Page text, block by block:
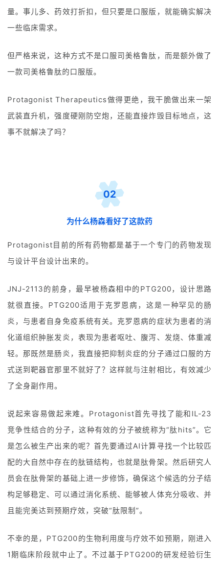
量。事儿多、药效打折扣，但只要是口服版，就能确实解决
一些临床需求。
但严格来说，这种方式不是口服司美格鲁肽，而是额外做了
一款司美格鲁肽的口服版。
Protagonist Therapeutics做得更绝，我干脆做出来一架
武装直升机，强度硬刚防空炮，还能直接炸毁目标地点，这
事不就解决了吗？
02
为什么杨森看好了这款药
Protagonist目前的所有药物都是基于一个专门的药物发现
与设计平台设计出来的。
JNJ-2113的前身，最早被杨森相中的PTG200，设计思路
就很直接。PTG200适用于克罗恩病，这是一种罕见的肠
炎，与患者自身免疫系统有关。克罗恩病的症状为患者的消
化道组织肿胀发炎，表现为患者呕吐、腹泻、发烧、体重减
轻。那既然是肠炎，我直接把抑制炎症的分子通过口服的方
式送到靶器官那里不就好了？这样就与注射相比，有效减少
了全身副作用。
说起来容易做起来难。Protagonist首先寻找了能和IL-23
竞争性结合的分子，这种有效的分子被统称为“肽hits”。它
是怎么被生产出来的呢？首先要通过AI计算寻找一个比较匹
配的大自然中存在的肽链结构，也就是肽骨架。然后研究人
员会在肽骨架的基础上进一步修饰，确保这个候选的分子结
构足够稳定、可以通过消化系统、能够被人体充分吸收、并
且能完美达到预期疗效，突破“肽限制”。
不幸的是，PTG200的生物利用度与疗效不如预期，刚进入
1期临床阶段就中止了。不过基于PTG200的研发经验衍生